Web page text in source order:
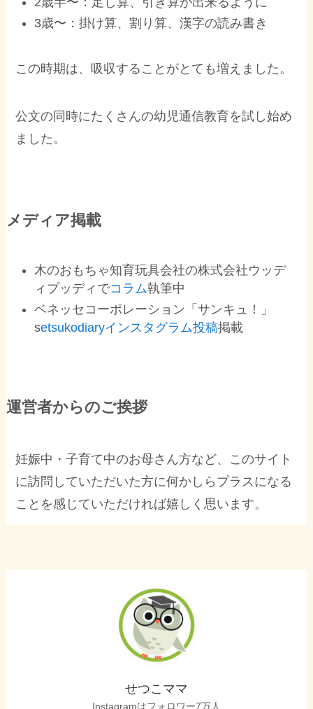
3歳〜：掛け算、割り算、漢字の読み書き
この時期は、吸収することがとても増えました。
公文の同時にたくさんの幼児通信教育を試し始め
ました。
メディア掲載
木のおもちゃ知育玩具会社の株式会社ウッデ
ィプッディでコラム執筆中
ベネッセコーポレーション「サンキュ！」
setsukodiaryインスタグラム投稿掲載
運営者からのご挨拶
妊娠中・子育て中のお母さん方など、このサイト
に訪問していただいた方に何かしらプラスになる
ことを感じていただければ嬉しく思います。
せつこママ
Instagramはフォロワー7万人